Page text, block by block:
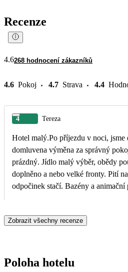
Recenze
4.6268 hodnocení zákazníků
4.6 Pokoj 4.7 Strava 4.4
4 Tereza
Hotel malý.Po příjezdu v noci, jsme
domluvena výměna za správný
prázdný. Jídlo malý výběr, obědy
doplněno a nebo velké fronty. Pití
odpočinek stačí. Bazény a
Zobrazit všechny recenze
Poloha hotelu